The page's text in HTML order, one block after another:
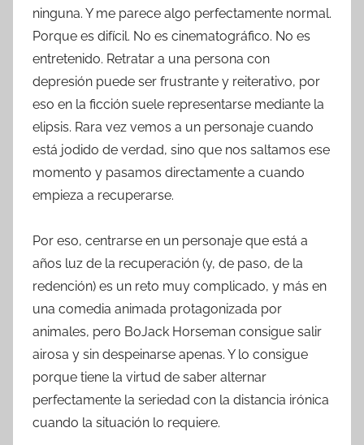
ninguna. Y me parece algo perfectamente normal.
Porque es difícil. No es cinematográfico. No es
entretenido. Retratar a una persona con
depresión puede ser frustrante y reiterativo, por
eso en la ficción suele representarse mediante la
elipsis. Rara vez vemos a un personaje cuando
está jodido de verdad, sino que nos saltamos ese
momento y pasamos directamente a cuando
empieza a recuperarse.
Por eso, centrarse en un personaje que está a
años luz de la recuperación (y, de paso, de la
redención) es un reto muy complicado, y más en
una comedia animada protagonizada por
animales, pero BoJack Horseman consigue salir
airosa y sin despeinarse apenas. Y lo consigue
porque tiene la virtud de saber alternar
perfectamente la seriedad con la distancia irónica
cuando la situación lo requiere.